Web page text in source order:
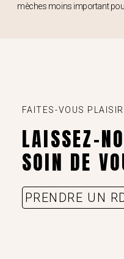
mèches moins important
FAITES-VOUS PLAISIR
LAISSEZ-
SOIN DE
PRENDRE UN